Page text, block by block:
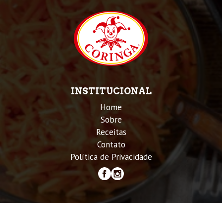
INSTITUCIONAL
Home
Sobre
Receitas
Contato
Política de Privacidade